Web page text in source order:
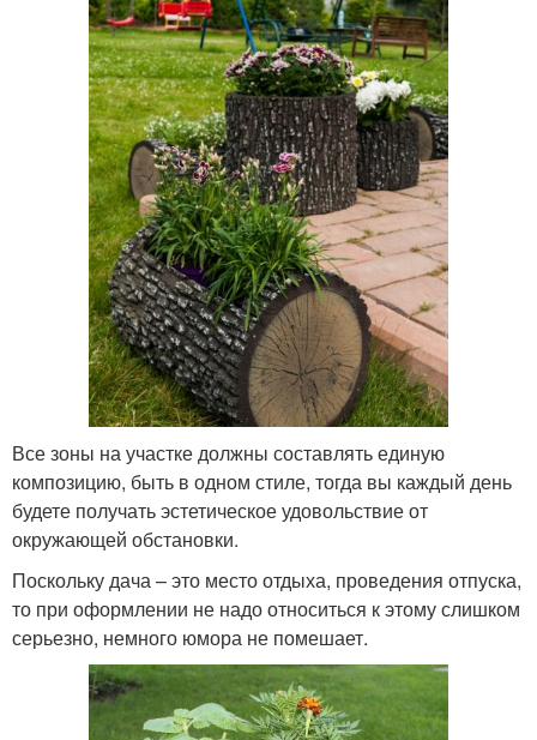
Все зоны на участке должны составлять единую
композицию, быть в одном стиле, тогда вы каждый день
будете получать эстетическое удовольствие от
окружающей обстановки.
Поскольку дача – это место отдыха, проведения отпуска,
то при оформлении не надо относиться к этому слишком
серьезно, немного юмора не помешает.